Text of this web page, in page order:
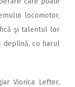
locomotor,
şi talentul lor
deplină, cu harul
Viorica Lefter,